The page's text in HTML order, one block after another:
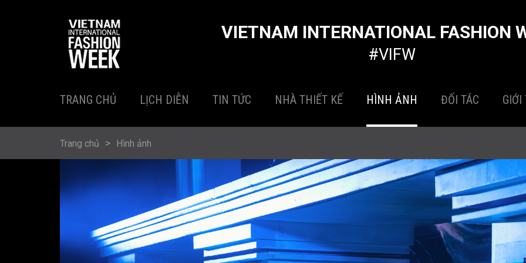
VIETNAM INTERNATIONAL FASHION
#VIFW
TRANG CHỦ LỊCH DIỄN TIN TỨC NHÀ THIẾT KẾ HÌNH ẢNH ĐỐI TÁC GIỚI
BẠN ĐANG Ở ĐÂY
Trang chủ Hình ảnh